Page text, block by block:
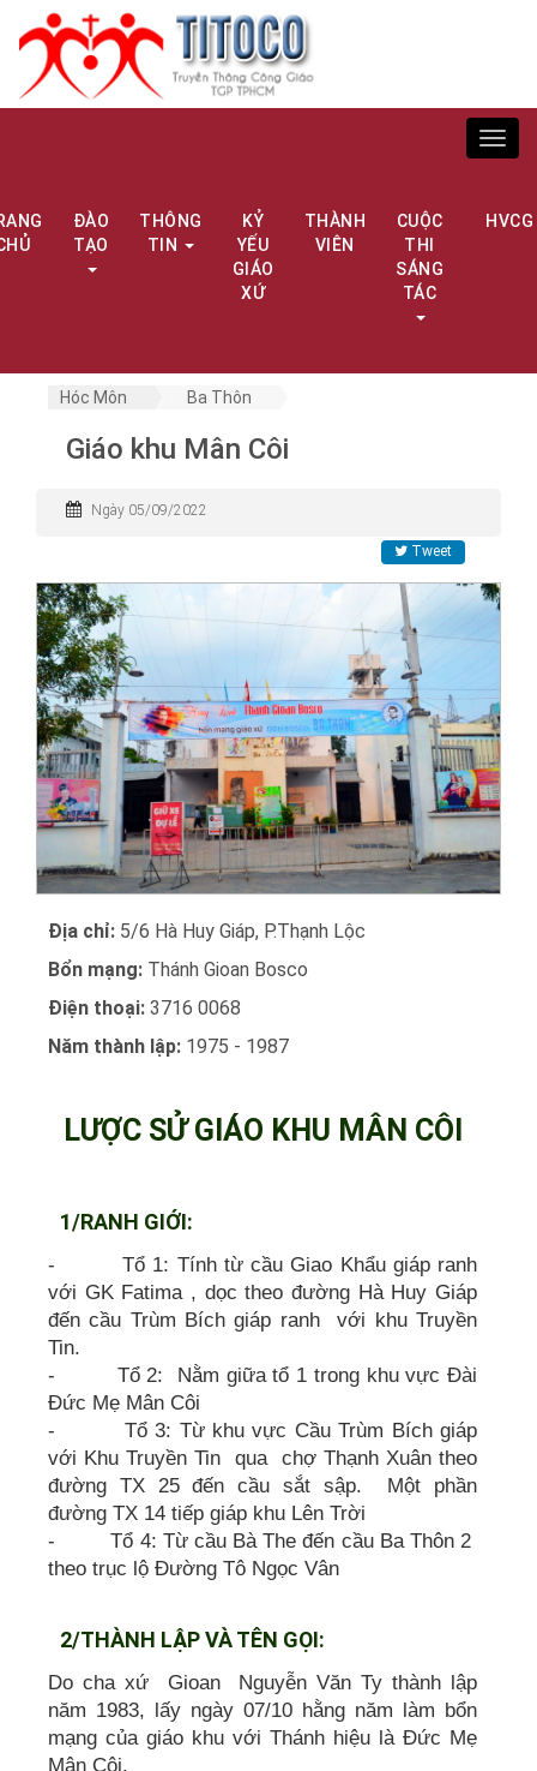
ĐÀO
TẠO
THÔNG
TIN
KỶ
YẾU
GIÁO
XỨ
THÀNH
VIÊN
CUỘC
THI
SÁNG
TÁC
HVCG
Hóc Môn Ba Thôn
Giáo khu Mân Côi
Ngày 05/09/2022
Tweet
Địa chỉ: 5/6 Hà Huy Giáp, P.Thạnh Lộc
Bổn mạng: Thánh Gioan Bosco
Điện thoại: 3716 0068
Năm thành lập: 1975 - 1987
LƯỢC SỬ GIÁO KHU MÂN CÔI
1/RANH GIỚI:
- Tổ 1: Tính từ cầu Giao Khẩu giáp ranh
với GK Fatima , dọc theo đường Hà Huy Giáp
đến cầu Trùm Bích giáp ranh với khu Truyền
Tin.
- Tổ 2: Nằm giữa tổ 1 trong khu vực Đài
Đức Mẹ Mân Côi
- Tổ 3: Từ khu vực Cầu Trùm Bích giáp
với Khu Truyền Tin qua chợ Thạnh Xuân theo
đường TX 25 đến cầu sắt sập. Một phần
đường TX 14 tiếp giáp khu Lên Trời
- Tổ 4: Từ cầu Bà The đến cầu Ba Thôn 2
theo trục lộ Đường Tô Ngọc Vân
2/THÀNH LẬP VÀ TÊN GỌI:
Do cha xứ Gioan Nguyễn Văn Ty thành lập
năm 1983, lấy ngày 07/10 hằng năm làm bổn
mạng của giáo khu với Thánh hiệu là Đức Mẹ
Mân Côi.